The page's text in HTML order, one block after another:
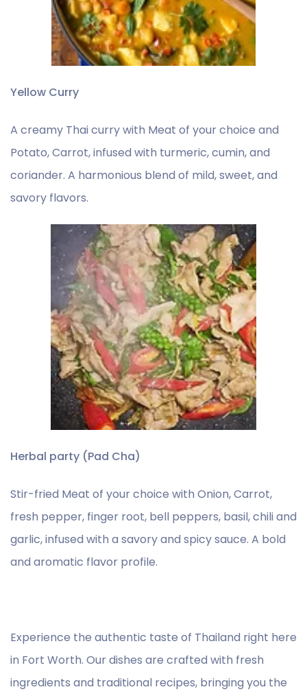
Yellow Curry
A creamy Thai curry with Meat of your choice and
Potato, Carrot, infused with turmeric, cumin, and
coriander. A harmonious blend of mild, sweet, and
savory flavors.
Herbal party (Pad Cha)
Stir-fried Meat of your choice with Onion, Carrot,
fresh pepper, finger root, bell peppers, basil, chili and
garlic, infused with a savory and spicy sauce. A bold
and aromatic flavor profile.
Experience the authentic taste of Thailand right here
in Fort Worth. Our dishes are crafted with fresh
ingredients and traditional recipes, bringing you the